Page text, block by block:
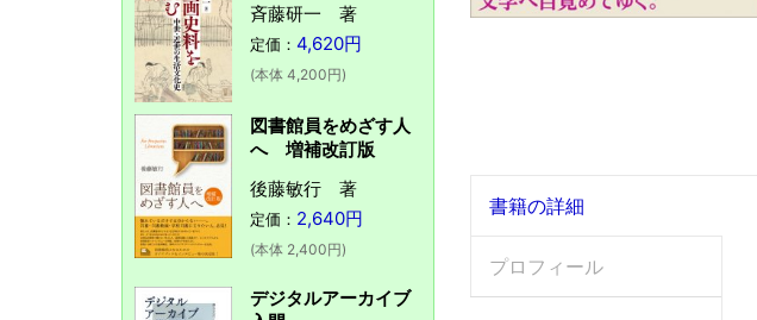
書籍の詳細
プロフィール
斉藤研一 著
定価： 4,620円
(本体 4,200円)
図書館員をめざす人
へ 増補改訂版
後藤敏行 著
定価： 2,640円
(本体 2,400円)
デジタルアーカイブ